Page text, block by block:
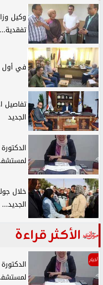
وكيل
تفقدية...
في أول
تفاصيل
الجديد
خلال
الجديد...
الأكثر قراءة
أخبار